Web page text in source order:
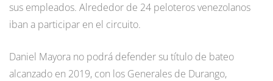
sus empleados. Alrededor de 24 peloteros venezolanos
iban a participar en el circuito.
Daniel Mayora no podrá defender su título de bateo
alcanzado en 2019, con los Generales de Durango,